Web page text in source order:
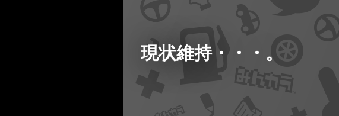
現状維持・・・。